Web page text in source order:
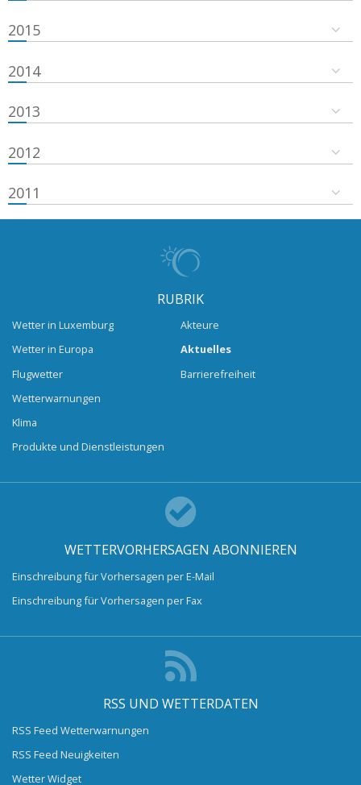
2015
2014
2013
2012
2011
RUBRIK
Wetter in Luxemburg
Wetter in Europa
Flugwetter
Wetterwarnungen
Klima
Produkte und Dienstleistungen
Akteure
Aktuelles
Barrierefreiheit
WETTERVORHERSAGEN ABONNIEREN
Einschreibung für Vorhersagen per E-Mail
Einschreibung für Vorhersagen per Fax
RSS UND WETTERDATEN
RSS Feed Wetterwarnungen
RSS Feed Neuigkeiten
Wetter Widget